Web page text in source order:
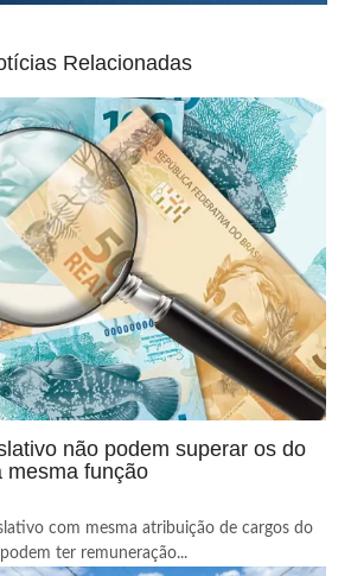
Relacionadas
não podem superar os do
mesma função
com mesma atribuição de cargos do
ter remuneração...